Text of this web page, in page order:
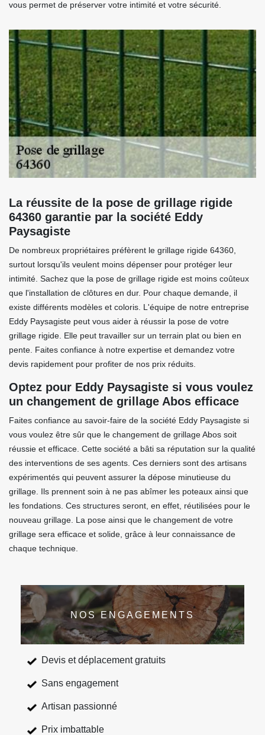
vous permet de préserver votre intimité et votre sécurité.
La réussite de la pose de grillage rigide
64360 garantie par la société Eddy
Paysagiste
De nombreux propriétaires préfèrent le grillage rigide 64360,
surtout lorsqu'ils veulent moins dépenser pour protéger leur
intimité. Sachez que la pose de grillage rigide est moins coûteux
que l'installation de clôtures en dur. Pour chaque demande, il
existe différents modèles et coloris. L'équipe de notre entreprise
Eddy Paysagiste peut vous aider à réussir la pose de votre
grillage rigide. Elle peut travailler sur un terrain plat ou bien en
pente. Faites confiance à notre expertise et demandez votre
devis rapidement pour profiter de nos prix réduits.
Optez pour Eddy Paysagiste si vous voulez
un changement de grillage Abos efficace
Faites confiance au savoir-faire de la société Eddy Paysagiste si
vous voulez être sûr que le changement de grillage Abos soit
réussie et efficace. Cette société a bâti sa réputation sur la qualité
des interventions de ses agents. Ces derniers sont des artisans
expérimentés qui peuvent assurer la dépose minutieuse du
grillage. Ils prennent soin à ne pas abîmer les poteaux ainsi que
les fondations. Ces structures seront, en effet, réutilisées pour le
nouveau grillage. La pose ainsi que le changement de votre
grillage sera efficace et solide, grâce à leur connaissance de
chaque technique.
NOS ENGAGEMENTS
Devis et déplacement gratuits
Sans engagement
Artisan passionné
Prix imbattable